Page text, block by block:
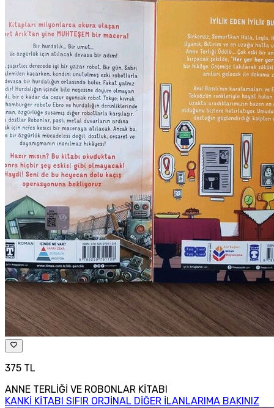
375 TL
ANNE TERLİĞİ VE ROBONLAR KİTABI
KANKİ KİTABI SIFIR ORJİNAL DİĞER İLANLARIMA BAKINIZ